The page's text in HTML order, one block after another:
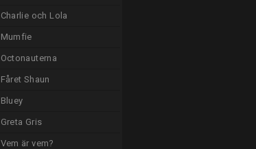
Charlie och Lola
Mumfie
Octonauterna
Fåret Shaun
Bluey
Greta Gris
Vem är vem?